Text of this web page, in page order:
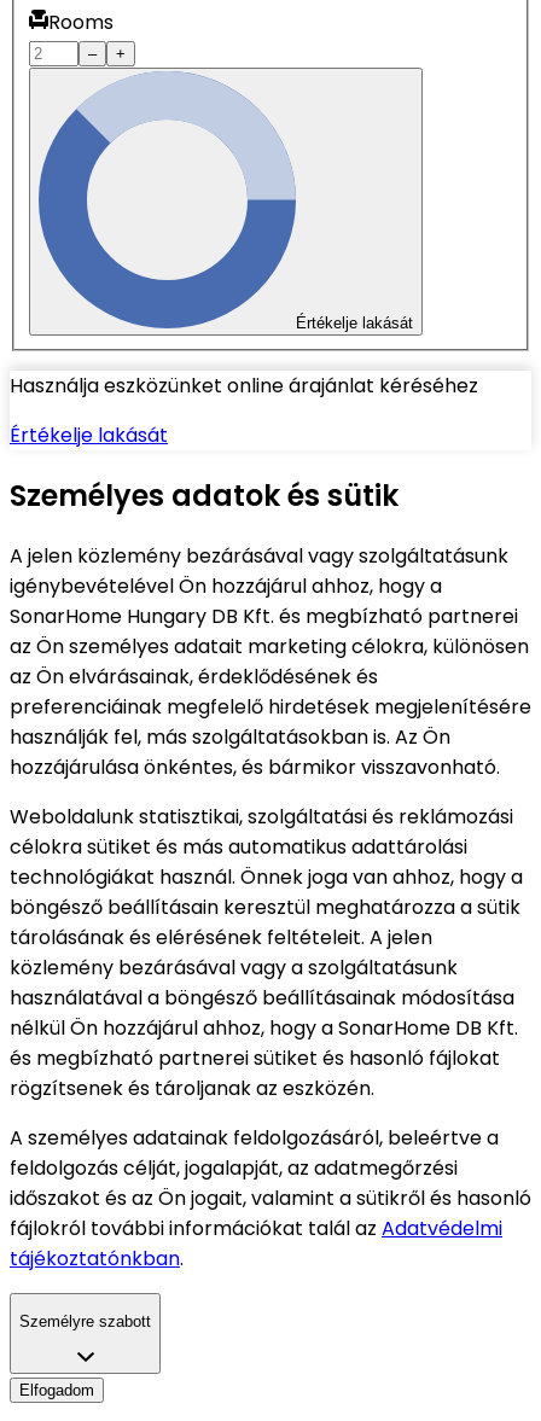
Rooms
– +
Értékelje lakását
Használja eszközünket online árajánlat kéréséhez
Értékelje lakását
Személyes adatok és sütik
A jelen közlemény bezárásával vagy szolgáltatásunk
igénybevételével Ön hozzájárul ahhoz, hogy a
SonarHome Hungary DB Kft. és megbízható partnerei
az Ön személyes adatait marketing célokra, különösen
az Ön elvárásainak, érdeklődésének és
preferenciáinak megfelelő hirdetések megjelenítésére
használják fel, más szolgáltatásokban is. Az Ön
hozzájárulása önkéntes, és bármikor visszavonható.
Weboldalunk statisztikai, szolgáltatási és reklámozási
célokra sütiket és más automatikus adattárolási
technológiákat használ. Önnek joga van ahhoz, hogy a
böngésző beállításain keresztül meghatározza a sütik
tárolásának és elérésének feltételeit. A jelen
közlemény bezárásával vagy a szolgáltatásunk
használatával a böngésző beállításainak módosítása
nélkül Ön hozzájárul ahhoz, hogy a SonarHome DB Kft.
és megbízható partnerei sütiket és hasonló fájlokat
rögzítsenek és tároljanak az eszközén.
A személyes adatainak feldolgozásáról, beleértve a
feldolgozás célját, jogalapját, az adatmegőrzési
időszakot és az Ön jogait, valamint a sütikről és hasonló
fájlokról további információkat talál az Adatvédelmi
tájékoztatónkban.
Személyre szabott
Elfogadom